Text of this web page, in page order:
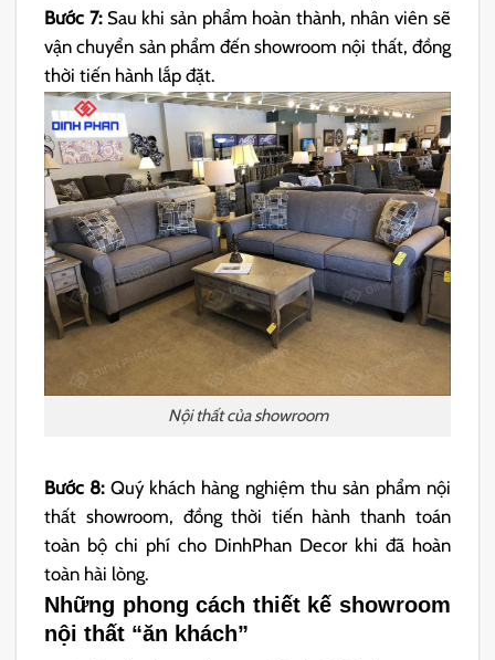
Bước 7:Sau khi sản phẩm hoàn thành, nhân viên sẽ
vận chuyển sản phẩm đến showroom nội thất, đồng
thời tiến hành lắp đặt.
Nội thất của showroom
Bước 8:Quý khách hàng nghiệm thu sản phẩm nội
thất showroom, đồng thời tiến hành thanh toán
toàn bộ chi phí cho DinhPhan Decor khi đã hoàn
toàn hài lòng.
Những phong cách thiết kế showroom
nội thất “ăn khách”